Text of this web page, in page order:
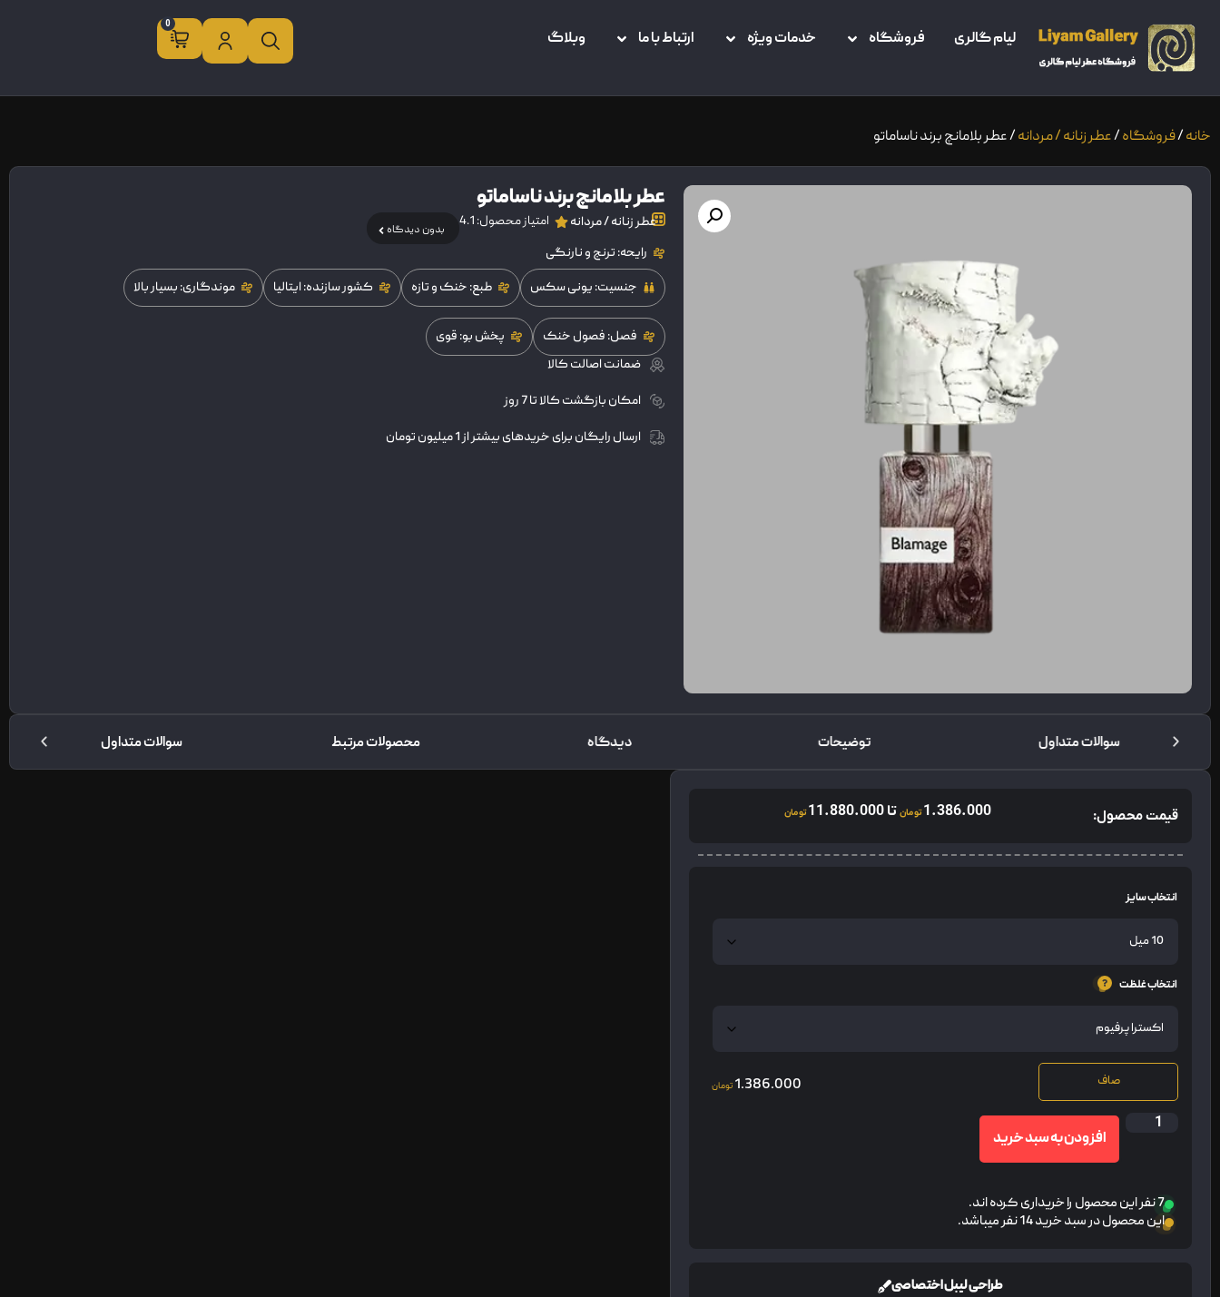
لیام گالری فروشگاه خدمات ویژه ارتباط با ما وبلاگ
0
خانه/فروشگاه/عطر زنانه / مردانه/ عطر بلامانچ برند ناساماتو
عطر بلامانچ برند ناساماتو
عطر زنانه / مردانه امتیاز محصول: 4.1 بدون دیدگاه
رایحه: ترنج و نارنگی
جنسیت: یونی سکس
طبع: خنک و تازه کشور سازنده: ایتالیا موندگاری: بسیار بالا
فصل: فصول خنک
پخش بو: قوی
ضمانت اصالت کالا
امکان بازگشت کالا تا 7 روز
ارسال رایگان برای خریدهای بیشتر از 1 میلیون تومان
سوالات متداول توضیحات دیدگاه محصولات مرتبط سوالات متداول
قیمت محصول: 1.386.000تومان تا11.880.000تومان
انتخاب سایز
انتخاب غلظت
صاف 1.386.000 تومان
افزودن به سبد خرید
7 نفر این محصول را خریداری کرده اند.
این محصول در سبد خرید 14 نفر میباشد.
طراحی لیبل اختصاصی